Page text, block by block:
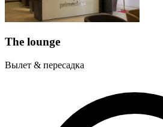
The lounge
Вылет & пересадка